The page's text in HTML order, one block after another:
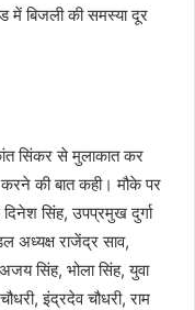
में बिजली की समस्या दूर
सिंकर से मुलाकात कर
की बात कही। मौके पर
दिनेश सिंह, उपप्रमुख दुर्गा
अध्यक्ष राजेंद्र साव,
सिंह, भोला सिंह, युवा
इंद्रदेव चौधरी, राम